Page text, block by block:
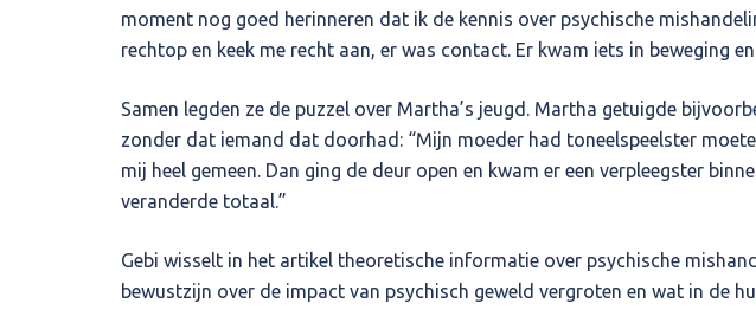
moment nog goed herinneren dat ik de kennis over psychische
rechtop en keek me recht aan, er was contact. Er kwam iets in beweging
Samen legden ze de puzzel over Martha’s jeugd. Martha getuigde
zonder dat iemand dat doorhad: “Mijn moeder had toneelspeelster
mij heel gemeen. Dan ging de deur open en kwam er een verpleegster
veranderde totaal.”
Gebi wisselt in het artikel theoretische informatie over psychische
bewustzijn over de impact van psychisch geweld vergroten en wat in de